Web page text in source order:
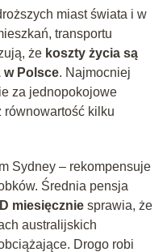
miast świata i w
transportu
że koszty życia są
w Polsce. Najmocniej
za jednopokojowe
równowartość kilku
Sydney – rekompensuje
Średnia pensja
miesięczniesprawia, że
australijskich
Drogo robi